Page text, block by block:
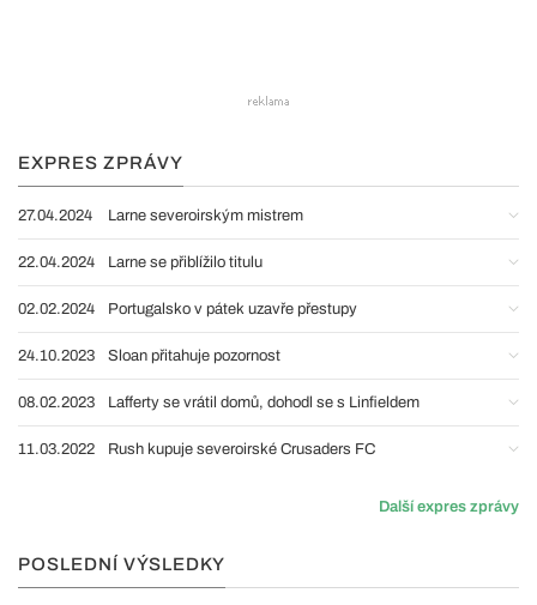
EXPRES ZPRÁVY
27.04.2024 Larne severoirským mistrem
22.04.2024 Larne se přiblížilo titulu
02.02.2024 Portugalsko v pátek uzavře přestupy
24.10.2023 Sloan přitahuje pozornost
08.02.2023 Lafferty se vrátil domů, dohodl se s Linfieldem
11.03.2022 Rush kupuje severoirské Crusaders FC
Další expres zprávy
POSLEDNÍ VÝSLEDKY